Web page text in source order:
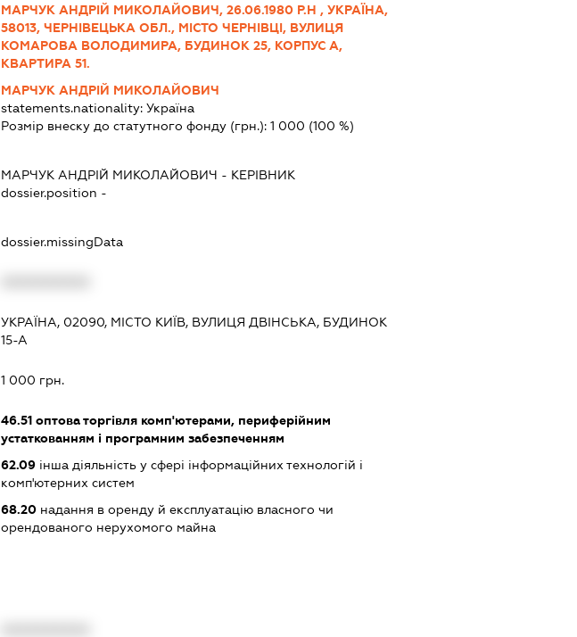
МАРЧУК АНДРІЙ МИКОЛАЙОВИЧ, 26.06.1980 Р.Н , УКРАЇНА,
58013, ЧЕРНІВЕЦЬКА ОБЛ., МІСТО ЧЕРНІВЦІ, ВУЛИЦЯ
КОМАРОВА ВОЛОДИМИРА, БУДИНОК 25, КОРПУС А,
КВАРТИРА 51.
МАРЧУК АНДРІЙ МИКОЛАЙОВИЧ
statements.nationality: Україна
Розмір внеску до статутного фонду (грн.): 1 000 (100 %)
МАРЧУК АНДРІЙ МИКОЛАЙОВИЧ - КЕРІВНИК
dossier.position -
dossier.missingData
УКРАЇНА, 02090, МІСТО КИЇВ, ВУЛИЦЯ ДВІНСЬКА, БУДИНОК
15-А
1 000 грн.
46.51оптова торгівля комп'ютерами, периферійним
устаткованням і програмним забезпеченням
62.09інша діяльність у сфері інформаційних технологій і
комп'ютерних систем
68.20надання в оренду й експлуатацію власного чи
орендованого нерухомого майна